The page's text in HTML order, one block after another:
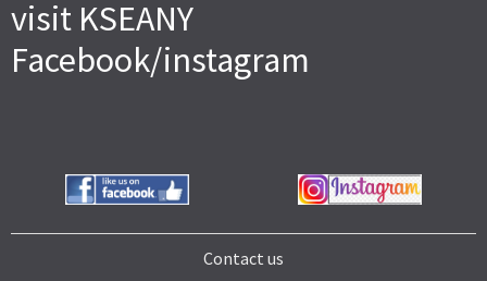
visit KSEANY
Facebook/instagram
Contact us